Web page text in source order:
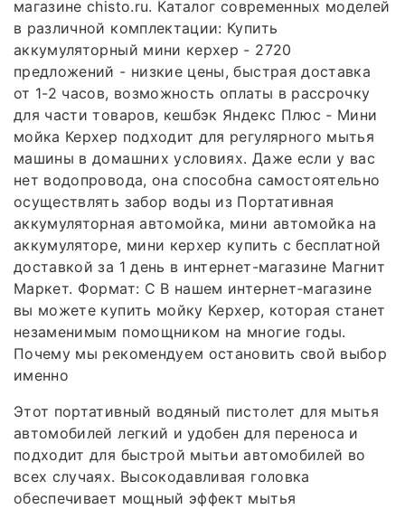
магазине chisto.ru. Каталог современных моделей
в различной комплектации: Купить
аккумуляторный мини керхер - 2720
предложений - низкие цены, быстрая доставка
от 1-2 часов, возможность оплаты в рассрочку
для части товаров, кешбэк Яндекс Плюс - Мини
мойка Керхер подходит для регулярного мытья
машины в домашних условиях. Даже если у вас
нет водопровода, она способна самостоятельно
осуществлять забор воды из Портативная
аккумуляторная автомойка, мини автомойка на
аккумуляторе, мини керхер купить с бесплатной
доставкой за 1 день в интернет-магазине Магнит
Маркет. Формат: С В нашем интернет-магазине
вы можете купить мойку Керхер, которая станет
незаменимым помощником на многие годы.
Почему мы рекомендуем остановить свой выбор
именно
Этот портативный водяный пистолет для мытья
автомобилей легкий и удобен для переноса и
подходит для быстрой мытьи автомобилей во
всех случаях. Высокодавливая головка
обеспечивает мощный эффект мытья